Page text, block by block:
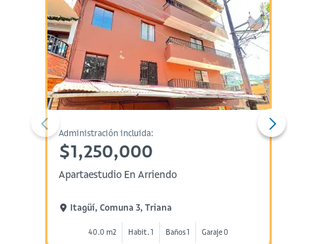
Administración incluida:
$1,250,000
Apartaestudio En Arriendo
Itagüí, Comuna 3, Triana
40.0 m2 Habit. 1 Baños 1 Garaje 0